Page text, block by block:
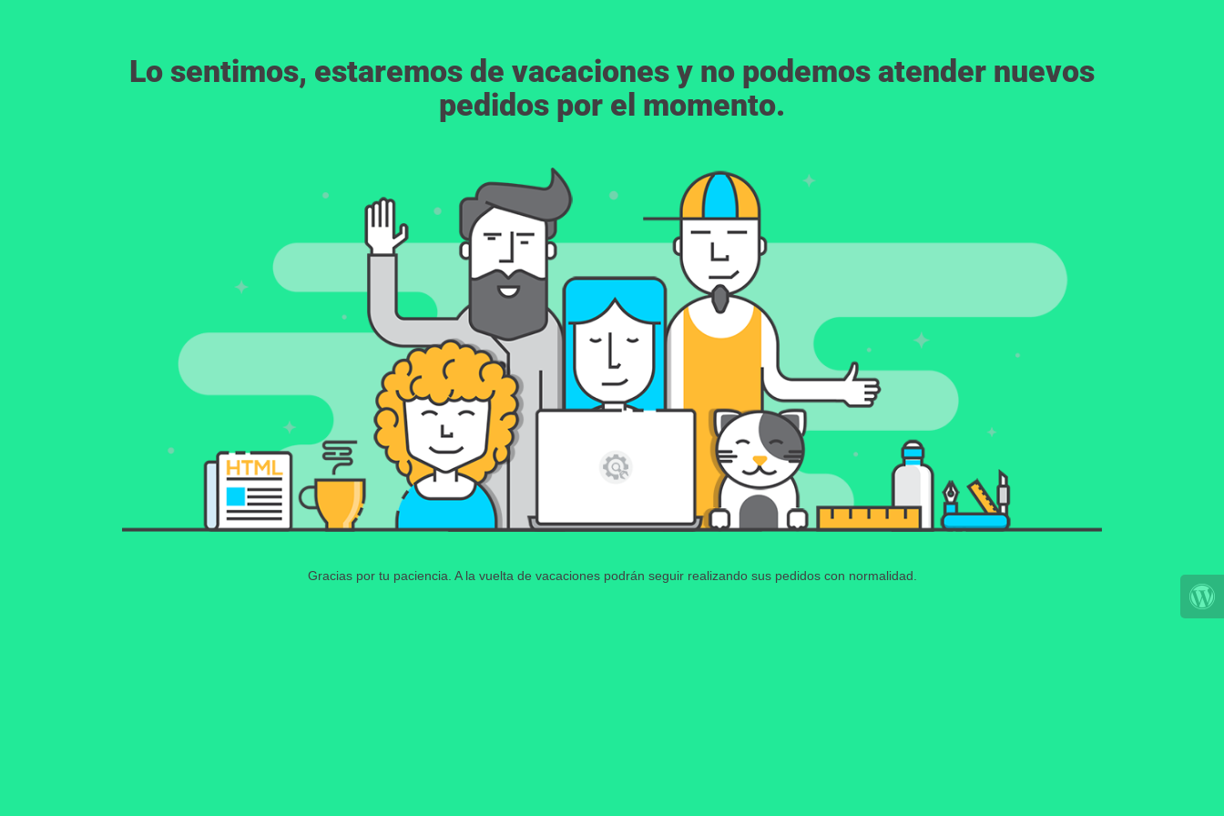
Lo sentimos, estaremos de vacaciones y no podemos atender nuevos
pedidos por el momento.
Gracias por tu paciencia. A la vuelta de vacaciones podrán seguir realizando sus pedidos con normalidad.